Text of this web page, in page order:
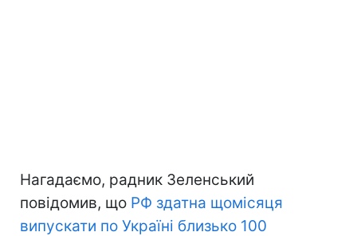
Нагадаємо, радник Зеленський
повідомив, що РФ здатна щомісяця
випускати по Україні близько 100